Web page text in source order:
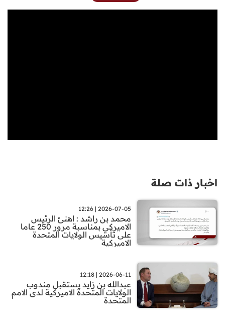
اخبار ذات صلة
2026-07-05 | 12:26
محمد بن راشد : اهنئ الرئيس
الاميركي بمناسبة مرور 250 عاما
على تأسيس الولايات المتحدة
الاميركية
2026-06-11 | 12:18
عبدالله بن زايد يستقبل مندوب
الولايات المتحدة الاميركية لدى الامم
المتحدة